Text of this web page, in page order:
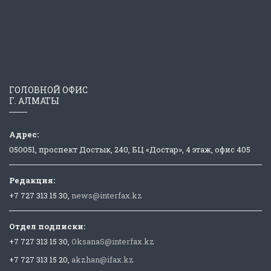
ГОЛОВНОЙ ОФИС
Г. АЛМАТЫ
Адрес:
050051, проспект Достык, 240, БЦ «Достар», 4 этаж, офис 405
Редакция:
+7 727 313 15 30, news@interfax.kz
Отдел подписки:
+7 727 313 15 30, OksanaS@interfax.kz
+7 727 313 15 20, akzhan@ifax.kz